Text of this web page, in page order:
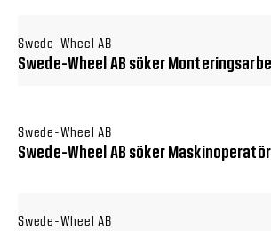
Swede-Wheel AB
Swede-Wheel AB söker
Swede-Wheel AB
Swede-Wheel AB söker
Swede-Wheel AB